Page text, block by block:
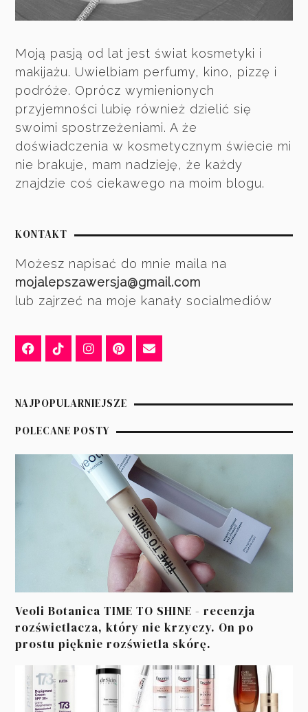
Moją pasją od lat jest świat kosmetyki i
makijażu. Uwielbiam perfumy, kino, pizzę i
podróże. Oprócz wymienionych
przyjemności lubię również dzielić się
swoimi spostrzeżeniami. A że
doświadczenia w kosmetycznym świecie mi
nie brakuje, mam nadzieję, że każdy
znajdzie coś ciekawego na moim blogu.
KONTAKT
Możesz napisać do mnie maila na
mojalepszawersja@gmail.com
lub zajrzeć na moje kanały socialmediów
NAJPOPULARNIEJSZE
POLECANE POSTY
Veoli Botanica TIME TO SHINE - recenzja
rozświetlacza, który nie krzyczy. On po
prostu pięknie rozświetla skórę.